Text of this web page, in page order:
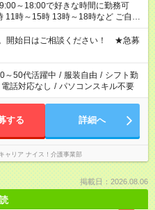
～18:00で好きな時間に勤務可
11時～15時 13時～18時など ご自身
をご相談ください！ ★家庭の都合
な場合も遠慮なくご相談くださ
開始日はご相談ください！ ★急募
～50代活躍中 / 服装自由 / シフト勤
電話対応なし / パソコンスキル不要
する 詳細へ
ャリア ナイス！介護事業部
掲載日：2026.08.06